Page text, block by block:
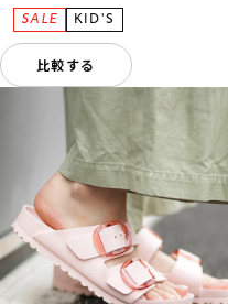
比較する